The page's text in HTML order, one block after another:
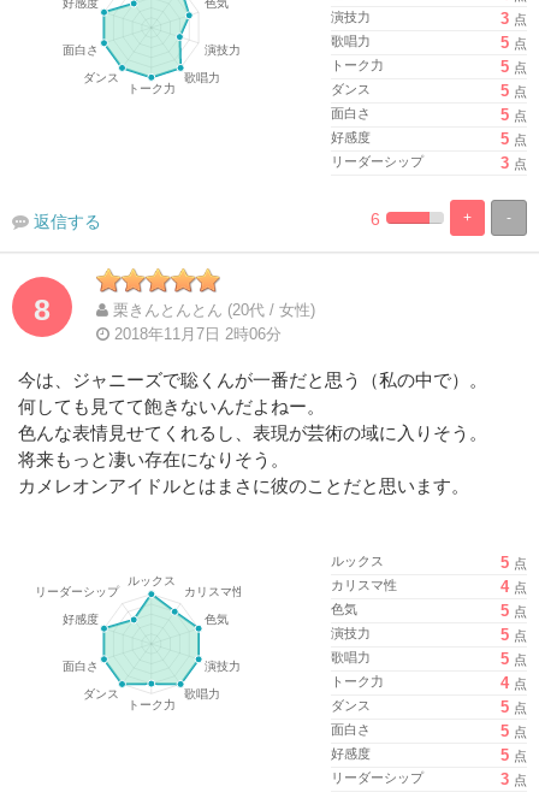
演技力
3 点
歌唱力
5 点
トーク力
5 点
ダンス
5 点
面白さ
5 点
好感度
5 点
リーダーシップ
3 点
-
+
%
100%
6
返信する
8
栗きんとんとん (20代 / 女性)
2018年11月7日 2時06分
今は、ジャニーズで聡くんが一番だと思う（私の中で）。
何しても見てて飽きないんだよねー。
色んな表情見せてくれるし、表現が芸術の域に入りそう。
将来もっと凄い存在になりそう。
カメレオンアイドルとはまさに彼のことだと思います。
ルックス 5 点
カリスマ性
4 点
色気
5 点
演技力
5 点
歌唱力
5 点
トーク力
4 点
ダンス
5 点
面白さ
5 点
好感度
5 点
リーダーシップ
3 点